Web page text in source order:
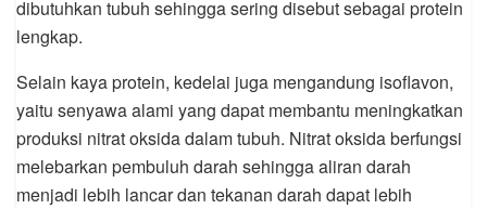
dibutuhkan tubuh sehingga sering disebut sebagai protein
lengkap.
Selain kaya protein, kedelai juga mengandung isoflavon,
yaitu senyawa alami yang dapat membantu meningkatkan
produksi nitrat oksida dalam tubuh. Nitrat oksida berfungsi
melebarkan pembuluh darah sehingga aliran darah
menjadi lebih lancar dan tekanan darah dapat lebih